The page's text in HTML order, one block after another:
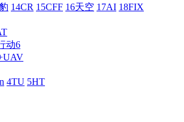
14CR 15CFF 16天空 17AI 18FIX
动6
4TU 5HT